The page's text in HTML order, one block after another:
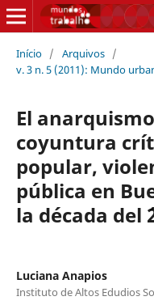
Início / Arquivos /
v. 3 n. 5 (2011): Mundo
El
coyuntura
popular,
pública en
la década del
Luciana Anapios
Instituto de Altos Edudios